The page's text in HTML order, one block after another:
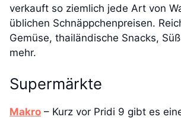
verkauft so ziemlich jede Art von
üblichen Schnäppchenpreisen.
Gemüse, thailändische Snacks,
mehr.
Supermärkte
Makro – Kurz vor Pridi 9 gibt es